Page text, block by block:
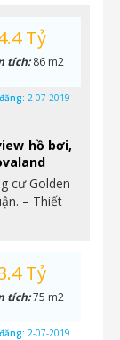
hồ bơi,
cư Golden
– Thiết
Tỷ
tích:86 m2
2-07-2019
Tỷ
tích:75 m2
2-07-2019